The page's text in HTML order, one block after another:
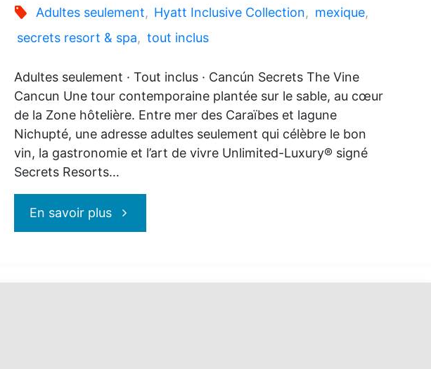
Adultes seulement, Hyatt Inclusive Collection, mexique,
secrets resort & spa, tout inclus
Adultes seulement · Tout inclus · Cancún Secrets The Vine
Cancun Une tour contemporaine plantée sur le sable, au cœur
de la Zone hôtelière. Entre mer des Caraïbes et lagune
Nichupté, une adresse adultes seulement qui célèbre le bon
vin, la gastronomie et l’art de vivre Unlimited-Luxury® signé
Secrets Resorts…
En savoir plus"Secrets